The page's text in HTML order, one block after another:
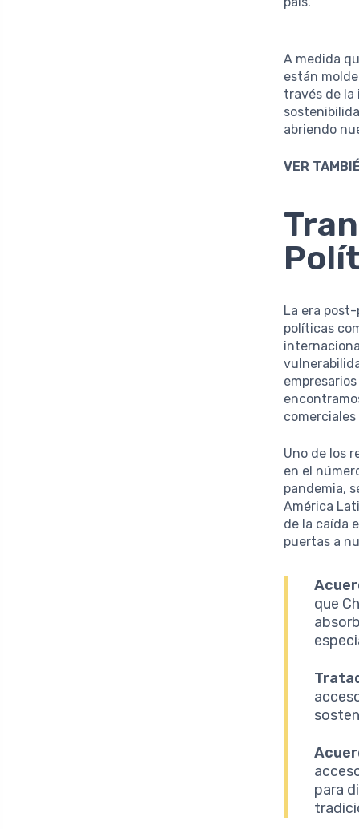
A medida
están
través de
abriendo
VER
La era
políticas
Uno de los
en el
pandemia,
América
de la caída
puertas a
que
para